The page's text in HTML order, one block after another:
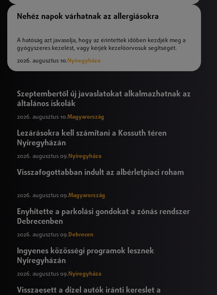
Nehéz napok várhatnak az allergiásokra
A hatóság azt javasolja, hogy az érintettek időben kezdjék meg a
gyógyszeres kezelést, vagy kérjék kezelőorvosuk segítségét.
2026. augusztus 10. Nyíregyháza
Szeptembertől új javaslatokat alkalmazhatnak az
általános iskolák
2026. augusztus 10.Magyarország
Lezárásokra kell számítani a Kossuth téren
Nyíregyházán
2026. augusztus 09. Nyíregyháza
Visszafogottabban indult az albérletpiaci roham
2026. augusztus 09.Magyarország
Enyhítette a parkolási gondokat a zónás rendszer
Debrecenben
2026. augusztus 09.Debrecen
Ingyenes közösségi programok lesznek
Nyíregyházán
2026. augusztus 09. Nyíregyháza
Visszaesett a dízel autók iránti kereslet a